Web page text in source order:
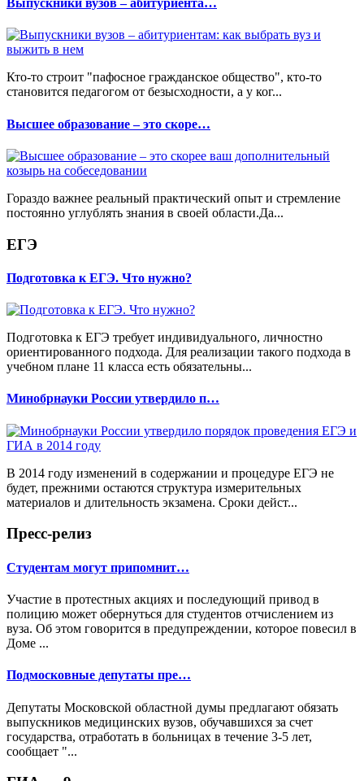
Выпускники вузов – абитуриента…
Кто-то строит "пафосное гражданское общество", кто-то
становится педагогом от безысходности, а у ког...
Высшее образование – это скоре…
Гораздо важнее реальный практический опыт и стремление
постоянно углублять знания в своей области.Да...
ЕГЭ
Подготовка к ЕГЭ. Что нужно?
Подготовка к ЕГЭ требует индивидуального, личностно
ориентированного подхода. Для реализации такого подхода в
учебном плане 11 класса есть обязательны...
Минобрнауки России утвердило п…
В 2014 году изменений в содержании и процедуре ЕГЭ не
будет, прежними остаются структура измерительных
материалов и длительность экзамена. Сроки дейст...
Пресс-релиз
Студентам могут припомнит…
Участие в протестных акциях и последующий привод в
полицию может обернуться для студентов отчислением из
вуза. Об этом говорится в предупреждении, которое повесил в
Доме ...
Подмосковные депутаты пре…
Депутаты Московской областной думы предлагают обязать
выпускников медицинских вузов, обучавшихся за счет
государства, отработать в больницах в течение 3-5 лет,
сообщает "...